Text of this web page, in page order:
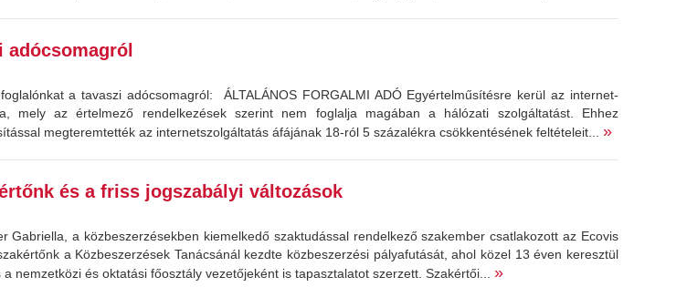
adócsomagról
a tavaszi adócsomagról: ÁLTALÁNOS FORGALMI ADÓ Egyértelműsítésre kerül az internet-
mely az értelmező rendelkezések szerint nem foglalja magában a hálózati szolgáltatást. Ehhez
megteremtették az internetszolgáltatás áfájának 18-ról 5 százalékra csökkentésének feltételeit... »
és a friss jogszabályi változások
Gabriella, a közbeszerzésekben kiemelkedő szaktudással rendelkező szakember csatlakozott az Ecovis
a Közbeszerzések Tanácsánál kezdte közbeszerzési pályafutását, ahol közel 13 éven keresztül
nemzetközi és oktatási főosztály vezetőjeként is tapasztalatot szerzett. Szakértői... »